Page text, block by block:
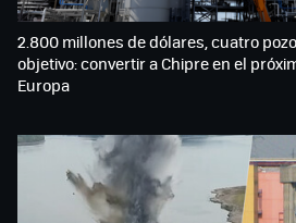
2.800 millones de dólares, cuatro
objetivo: convertir a Chipre en el
Europa